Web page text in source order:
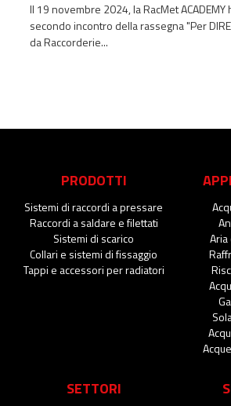
Il 19 novembre 2024, la RacMet ACADEMY
secondo incontro della rassegna "Per
da Raccorderie...
PRODOTTI
Sistemi di raccordi a pressare
Raccordi a saldare e filettati
Sistemi di scarico
Collari e sistemi di fissaggio
Tappi e accessori per radiatori
SETTORI